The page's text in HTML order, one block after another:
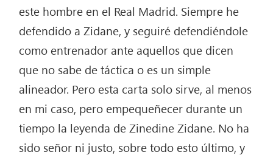
este hombre en el Real Madrid. Siempre he
defendido a Zidane, y seguiré defendiéndole
como entrenador ante aquellos que dicen
que no sabe de táctica o es un simple
alineador. Pero esta carta solo sirve, al menos
en mi caso, pero empequeñecer durante un
tiempo la leyenda de Zinedine Zidane. No ha
sido señor ni justo, sobre todo esto último, y